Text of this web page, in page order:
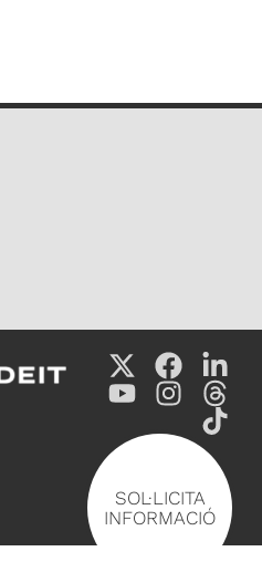
SOL·LICITA
INFORMACIÓ